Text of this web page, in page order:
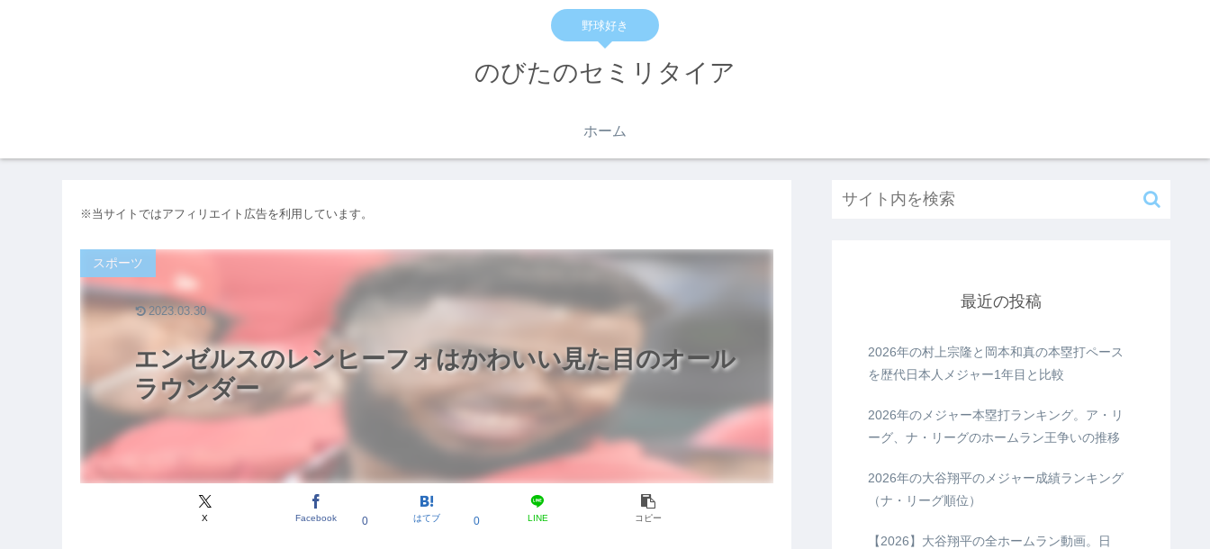
野球好き
のびたのセミリタイア
ホーム
※当サイトではアフィリエイト広告を利用しています。
エンゼルスのレンヒーフォはかわいい見た目のオール
ラウンダー
スポーツ
X Facebook 0 はてブ 0 LINE コピー
2023.03.30
最近の投稿
2026年の村上宗隆と岡本和真の本塁打ペース
を歴代日本人メジャー1年目と比較
2026年のメジャー本塁打ランキング。ア・リ
ーグ、ナ・リーグのホームラン王争いの推移
2026年の大谷翔平のメジャー成績ランキング
（ナ・リーグ順位）
【2026】大谷翔平の全ホームラン動画。日